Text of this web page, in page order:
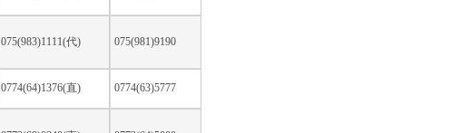
075(983)1111(代) 075(981)9190
0774(64)1376(直) 0774(63)5777